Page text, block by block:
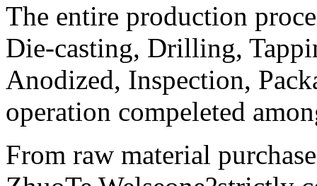
The entire production
Die-casting, Drilling,
Anodized, Inspection,
operation compeleted
From raw material